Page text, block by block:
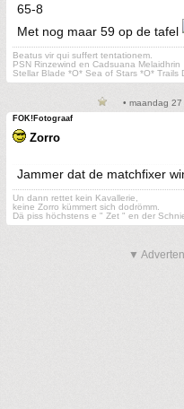
65-8
Met nog maar 59 op de tafel
Beatus vir qui suffert tentationem.
PSN Rinzewind en Cadsuana Melaidhrin
Stellar Blade *O* Sea of Stars *O* Trails
• maandag
FOK!Fotograaf
Zorro
Jammer dat de matchfixer
Un dann rettet kein Kavallerie,
keine Zorro kümmert sich dodrömm.
Dä piss höchstens e " Zet " en der
▼